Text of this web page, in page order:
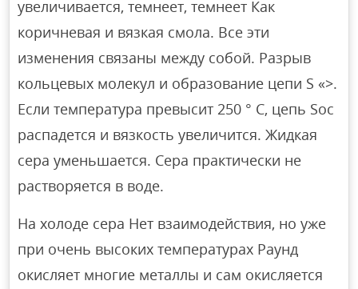
увеличивается, темнеет, темнеет Как
коричневая и вязкая смола. Все эти
изменения связаны между собой. Разрыв
кольцевых молекул и образование цепи S «>.
Если температура превысит 250 ° C, цепь Soc
распадется и вязкость увеличится. Жидкая
сера уменьшается. Сера практически не
растворяется в воде.
На холоде сера Нет взаимодействия, но уже
при очень высоких температурах Раунд
окисляет многие металлы и сам окисляется